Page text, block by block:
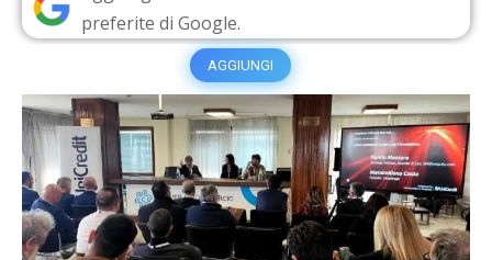
preferite di Google.
AGGIUNGI